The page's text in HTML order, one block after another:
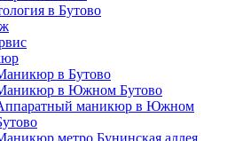
эпиляция ног
эпиляция подмышек
эпиляция рук
эпиляция спины
эпиляция ягодиц
ресниц
ресниц
в Бутово
в Бутово
в Южном Бутово
маникюр в Южном
метро Бунинская аллея